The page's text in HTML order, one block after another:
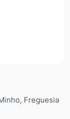
Freguesia